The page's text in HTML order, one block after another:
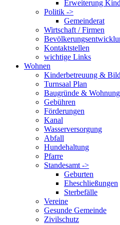
Erweiterung
Politik ->
Gemeinderat
Wirtschaft / Firmen
Kontaktstellen
wichtige Links
Wohnen
Kinderbetreuung &
Turnsaal Plan
Baugründe &
Gebühren
Förderungen
Kanal
Wasserversorgung
Abfall
Hundehaltung
Pfarre
Standesamt ->
Geburten
Eheschließungen
Sterbefälle
Vereine
Gesunde Gemeinde
Zivilschutz